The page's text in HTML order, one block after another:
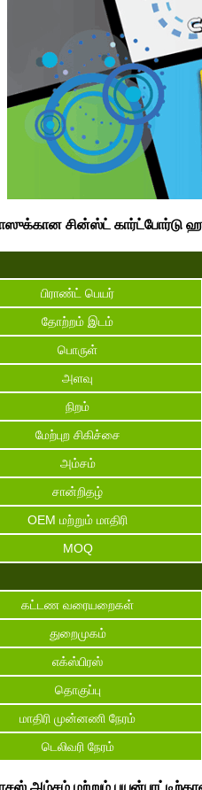
சின்ஸ்ட் கார்ட்போர்டு
பிராண்ட் பெயர்
தோற்றம் இடம்
பொருள்
அளவு
நிறம்
மேற்புற சிகிச்சை
அம்சம்
சான்றிதழ்
OEM மற்றும் மாதிரி
MOQ
கட்டண வரையறைகள்
துறைமுகம்
எக்ஸ்பிரஸ்
தொகுப்பு
மாதிரி முன்னணி நேரம்
டெலிவரி நேரம்
அம்சம் மற்றும்